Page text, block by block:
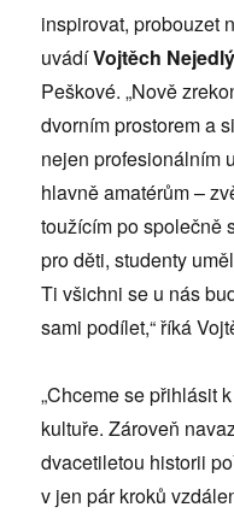
inspirovat, probouzet
uvádíVojtěch Nejedlý
Peškové. „Nově
dvorním prostorem a
nejen profesionálním
hlavně amatérům –
toužícím po společně
pro děti, studenty
Ti všichni se u nás
sami podílet,“ říká
„Chceme se přihlásit
kultuře. Zároveň
dvacetiletou historii
v jen pár kroků